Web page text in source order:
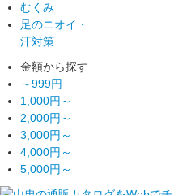
むくみ
足のニオイ・
汗対策
金額から探す
～999円
1,000円～
2,000円～
3,000円～
4,000円～
5,000円～